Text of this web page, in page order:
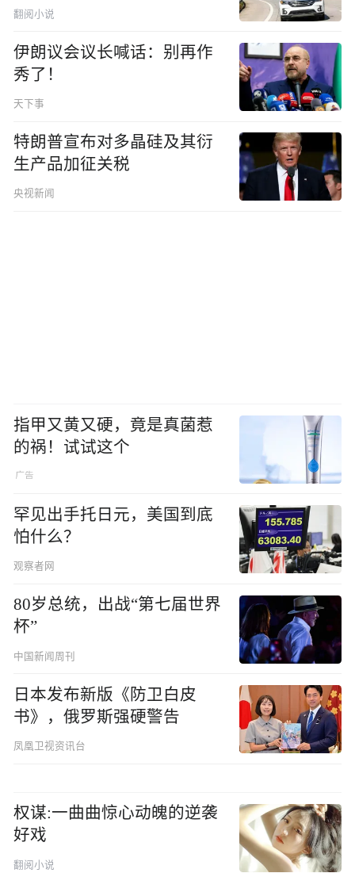
翻阅小说
伊朗议会议长喊话：别再作
秀了！
天下事
特朗普宣布对多晶硅及其衍
生产品加征关税
央视新闻
指甲又黄又硬，竟是真菌惹
的祸！试试这个
罕见出手托日元，美国到底
怕什么？
观察者网
80岁总统，出战“第七届世界
杯”
中国新闻周刊
日本发布新版《防卫白皮
书》，俄罗斯强硬警告
凤凰卫视资讯台
权谋:一曲曲惊心动魄的逆袭
好戏
翻阅小说